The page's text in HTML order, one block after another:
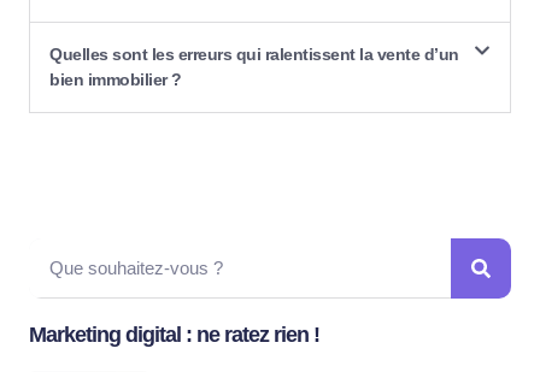
Quelles sont les erreurs qui ralentissent la vente d’un
bien immobilier ?
Marketing digital : ne ratez rien !